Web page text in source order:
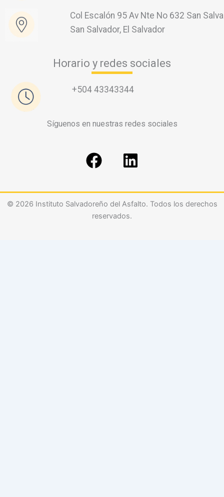
Col Escalón 95 Av Nte No 632 San
San Salvador, El Salvador
Horario y redes sociales
+504 43343344
Síguenos en nuestras redes sociales
F
a
e
b
L
i
k
e
© 2026 Instituto Salvadoreño del Asfalto. Todos los derechos
reservados.